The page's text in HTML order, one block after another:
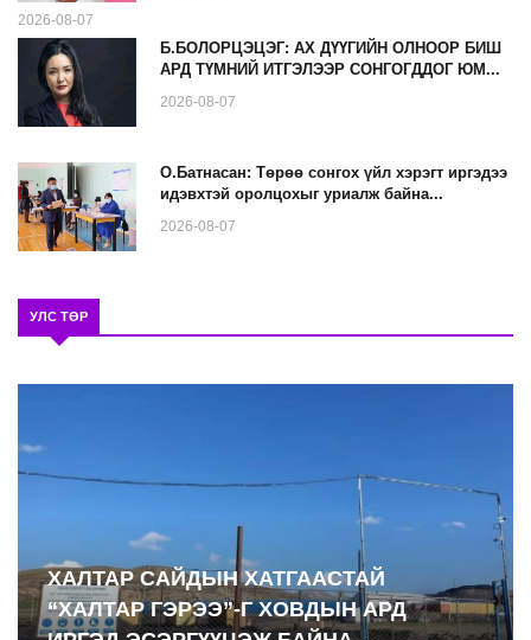
2026-08-07
Б.БОЛОРЦЭЦЭГ: АХ ДҮҮГИЙН ОЛНООР БИШ
АРД ТҮМНИЙ ИТГЭЛЭЭР СОНГОГДДОГ ЮМ...
2026-08-07
О.Батнасан: Төрөө сонгох үйл хэрэгт иргэдээ
идэвхтэй оролцохыг уриалж байна...
2026-08-07
УЛС ТӨР
ХАЛТАР САЙДЫН ХАТГААСТАЙ
“ХАЛТАР ГЭРЭЭ”-Г ХОВДЫН АРД